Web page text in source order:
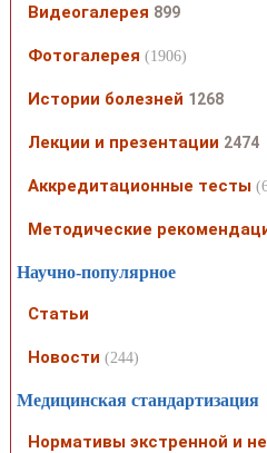
Видеогалерея 899
Фотогалерея (1906)
Истории болезней 1268
Лекции и презентации 2474
Аккредитационные тесты
Методические
Научно-популярное
Статьи
Новости (244)
Медицинская стандартизация
Нормативы экстренной и